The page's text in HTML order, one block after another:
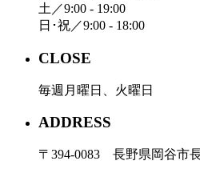
土／9:00 - 19:00
日･祝／9:00 - 18:00
CLOSE
毎週月曜日、火曜日
ADDRESS
〒394-0083 長野県岡谷市